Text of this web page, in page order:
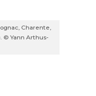
Charente,
© Yann Arthus-